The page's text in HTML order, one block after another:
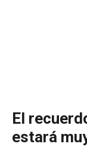
El
estará